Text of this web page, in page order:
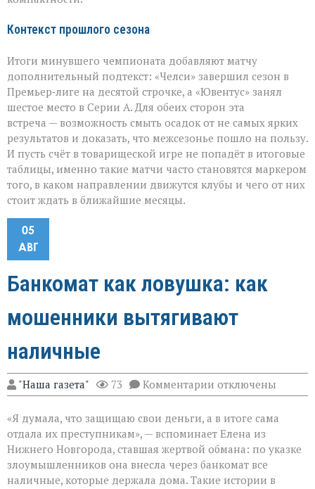
Контекст прошлого сезона
Итоги минувшего чемпионата добавляют матчу
дополнительный подтекст: «Челси» завершил сезон в
Премьер‑лиге на десятой строчке, а «Ювентус» занял
шестое место в Серии А. Для обеих сторон эта
встреча — возможность смыть осадок от не самых ярких
результатов и доказать, что межсезонье пошло на пользу.
И пусть счёт в товарищеской игре не попадёт в итоговые
таблицы, именно такие матчи часто становятся маркером
того, в каком направлении движутся клубы и чего от них
стоит ждать в ближайшие месяцы.
05
АВГ
Банкомат как ловушка: как
мошенники вытягивают
наличные
"Наша газета" 73 Комментарии к
записи
как
ловушка:
как
мошенники
вытягивают
наличные
отключены
«Я думала, что защищаю свои деньги, а в итоге сама
отдала их преступникам», — вспоминает Елена из
Нижнего Новгорода, ставшая жертвой обмана: по указке
злоумышленников она внесла через банкомат все
наличные, которые держала дома. Такие истории в